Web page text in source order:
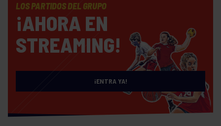
LOS PARTIDOS DEL GRUPO
¡AHORA EN
STREAMING!
¡ENTRA YA!